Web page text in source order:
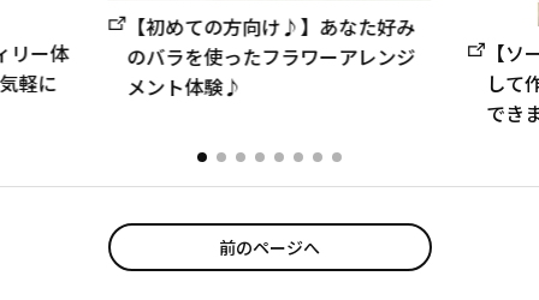
リー体
軽に
【初めての方向け♪】あなた好み
のバラを使ったフラワーアレンジ
メント体験♪
【
して
でき
前のページへ